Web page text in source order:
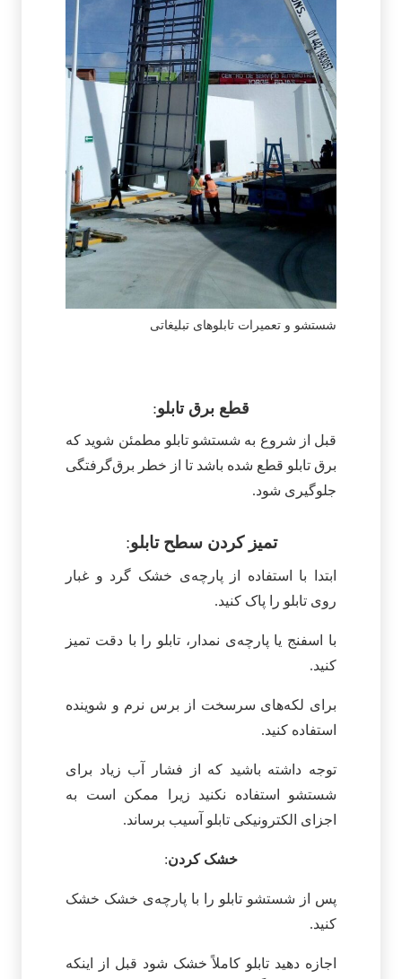
شستشو و تعمیرات تابلوهای تبلیغاتی
قطع برق تابلو:
قبل از شروع به شستشو تابلو مطمئن شوید که
برق تابلو قطع شده باشد تا از خطر برق‌گرفتگی
جلوگیری شود.
تمیز کردن سطح تابلو:
ابتدا با استفاده از پارچه‌ی خشک گرد و غبار
روی تابلو را پاک کنید.
با اسفنج یا پارچه‌ی نمدار، تابلو را با دقت تمیز
کنید.
برای لکه‌های سرسخت از برس نرم و شوینده
استفاده کنید.
توجه داشته باشید که از فشار آب زیاد برای
شستشو استفاده نکنید زیرا ممکن است به
اجزای الکترونیکی تابلو آسیب برساند.
خشک کردن:
پس از شستشو تابلو را با پارچه‌ی خشک خشک
کنید.
اجازه دهید تابلو کاملاً خشک شود قبل از اینکه